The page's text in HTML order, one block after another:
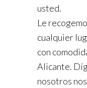
usted.
Le
cualquier
con
Alicante.
nosotros